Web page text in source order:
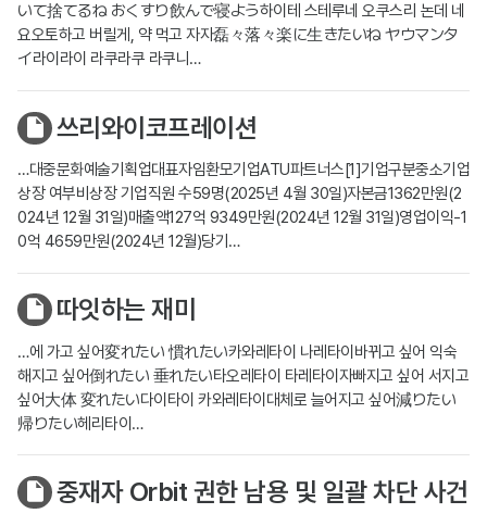
いて捨てるね おくすり飲んで寝よう하이테 스테루네 오쿠스리 논데 네
요오토하고 버릴게, 약 먹고 자자磊々落々楽に生きたいね ヤウマンタ
イ라이라이 라쿠라쿠 라쿠니…
쓰리와이코프레이션
…대중문화예술기획업대표자임환모기업ATU파트너스[1]기업구분중소기업
상장 여부비상장 기업직원 수59명(2025년 4월 30일)자본금1362만원(2
024년 12월 31일)매출액127억 9349만원(2024년 12월 31일)영업이익-1
0억 4659만원(2024년 12월)당기…
따잇하는 재미
…에 가고 싶어変れたい 慣れたい카와레타이 나레타이바뀌고 싶어 익숙
해지고 싶어倒れたい 垂れたい타오레타이 타레타이자빠지고 싶어 서지고
싶어大体 変れたい다이타이 카와레타이대체로 늘어지고 싶어減りたい
帰りたい헤리타이…
중재자 Orbit 권한 남용 및 일괄 차단 사건